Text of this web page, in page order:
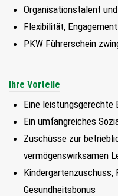
Organisationstalent
Flexibilität,
PKW Führerschein
Ihre Vorteile
Eine leistungsgerechte
Ein umfangreiches
Zuschüsse zur
vermögenswirksamen
Kindergartenzuschuss,
Gesundheitsbonus